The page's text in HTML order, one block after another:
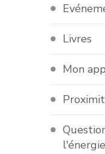
Livres
Mon